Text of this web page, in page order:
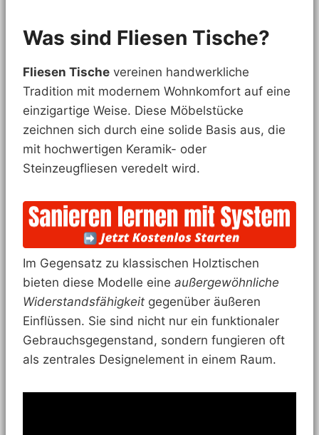
Was sind Fliesen Tische?
Fliesen Tische vereinen handwerkliche
Tradition mit modernem Wohnkomfort auf eine
einzigartige Weise. Diese Möbelstücke
zeichnen sich durch eine solide Basis aus, die
mit hochwertigen Keramik- oder
Steinzeugfliesen veredelt wird.
Im Gegensatz zu klassischen Holztischen
bieten diese Modelle eine außergewöhnliche
Widerstandsfähigkeit gegenüber äußeren
Einflüssen. Sie sind nicht nur ein funktionaler
Gebrauchsgegenstand, sondern fungieren oft
als zentrales Designelement in einem Raum.